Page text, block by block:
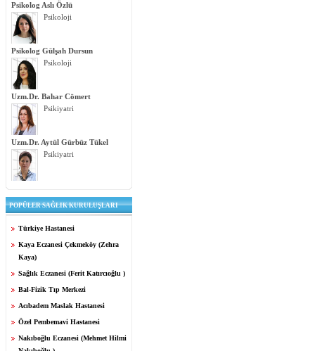
Psikolog Aslı Özlü
Psikoloji
Psikolog Gülşah Dursun
Psikoloji
Uzm.Dr. Bahar Cömert
Psikiyatri
Uzm.Dr. Aytül Gürbüz Tükel
Psikiyatri
POPÜLER SAĞLIK KURULUŞLARI
Türkiye Hastanesi
Kaya Eczanesi Çekmeköy (Zehra
Kaya)
Sağlık Eczanesi (Ferit Katırcıoğlu )
Bal-Fizik Tıp Merkezi
Acıbadem Maslak Hastanesi
Özel Pembemavi Hastanesi
Nakıboğlu Eczanesi (Mehmet Hilmi